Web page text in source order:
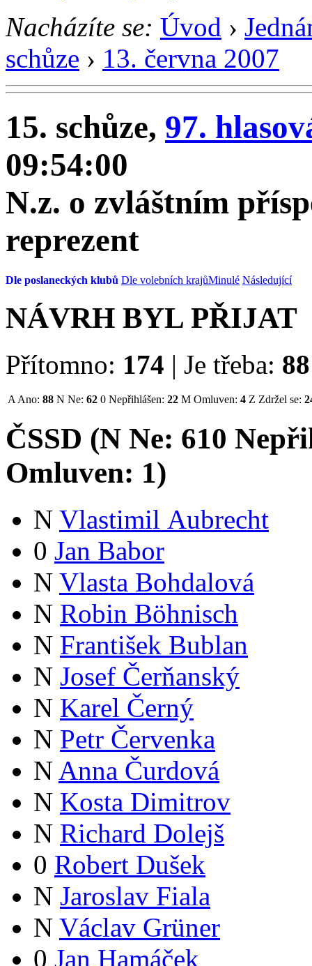
Nacházíte se: Úvod ›
schůze › 13. června 2007
15. schůze, 97.
09:54:00
N.z. o zvláštním
reprezent
Dle poslaneckých klubů Dle volebních krajůMinulé Následující
NÁVRH BYL PŘIJAT
Přítomno: 174 | Je třeba: 88
A Ano: 88 N Ne: 62 0 Nepřihlášen: 22 M Omluven: 4 Z Zdržel se:
ČSSD (N Ne: 610
Omluven: 1)
N Vlastimil Aubrecht
0 Jan Babor
N Vlasta Bohdalová
N Robin Böhnisch
N František Bublan
N Josef Čerňanský
N Karel Černý
N Petr Červenka
N Anna Čurdová
N Kosta Dimitrov
N Richard Dolejš
0 Robert Dušek
N Jaroslav Fiala
N Václav Grüner
0 Jan Hamáček